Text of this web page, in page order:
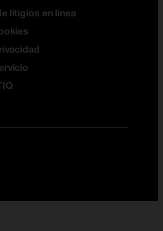
litigios en línea